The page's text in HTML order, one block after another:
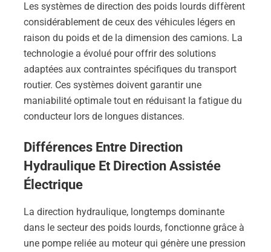
Les systèmes de direction des poids lourds diffèrent
considérablement de ceux des véhicules légers en
raison du poids et de la dimension des camions. La
technologie a évolué pour offrir des solutions
adaptées aux contraintes spécifiques du transport
routier. Ces systèmes doivent garantir une
maniabilité optimale tout en réduisant la fatigue du
conducteur lors de longues distances.
Différences Entre Direction
Hydraulique Et Direction Assistée
Électrique
La direction hydraulique, longtemps dominante
dans le secteur des poids lourds, fonctionne grâce à
une pompe reliée au moteur qui génère une pression